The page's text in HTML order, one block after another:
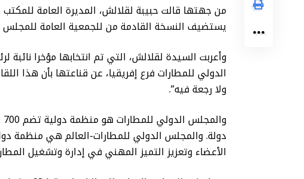
من جهتها قالت حبيبة لقلالش، المديرة العامة
يستضيف النسخة القادمة من للجمعية العامة للمجلس
وأعربت السيدة لقلالش، التي تم انتخابها مؤخرا
الدولي للمطارات فرع إفريقيا، عن قناعتها بأن هذا
ولا رجعة فيه”.
دولة. والمجلس الدولي للمطارات-العالم هي منظمة
الأعضاء وتعزيز التميز المهني في إدارة وتشغيل